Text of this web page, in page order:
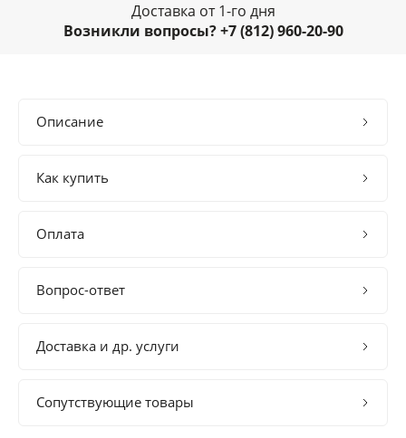
Доставка от 1-го дня
Возникли вопросы? +7 (812) 960-20-90
Описание
Как купить
Оплата
Вопрос-ответ
Доставка и др. услуги
Сопутствующие товары